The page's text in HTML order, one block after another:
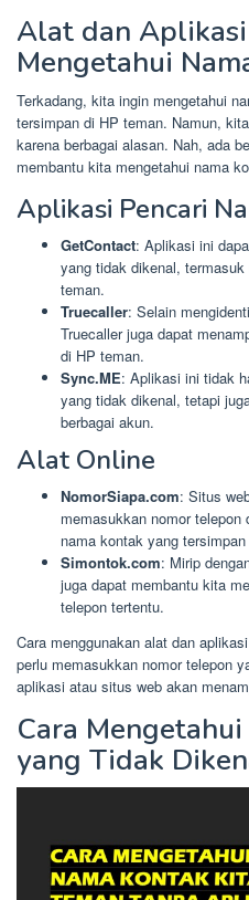
Alat dan
Mengetahui
Terkadang, kita ingin mengetahui
tersimpan di HP teman. Namun,
karena berbagai alasan. Nah, ada
membantu kita mengetahui nama
Aplikasi Pencari
GetContact: Aplikasi ini
yang tidak dikenal,
teman.
Truecaller: Selain
Truecaller juga dapat
di HP teman.
Sync.ME: Aplikasi ini tidak
yang tidak dikenal, tetapi
berbagai akun.
Alat Online
NomorSiapa.com: Situs
memasukkan nomor
nama kontak yang
Simontok.com: Mirip
juga dapat membantu kita
telepon tertentu.
Cara menggunakan alat dan
perlu memasukkan nomor telepon
aplikasi atau situs web akan
Cara
yang Tidak